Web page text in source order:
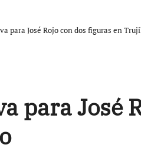
para José Rojo con dos figuras en
para José